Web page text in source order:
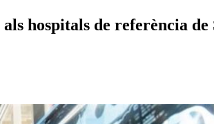
hospitals de referència de